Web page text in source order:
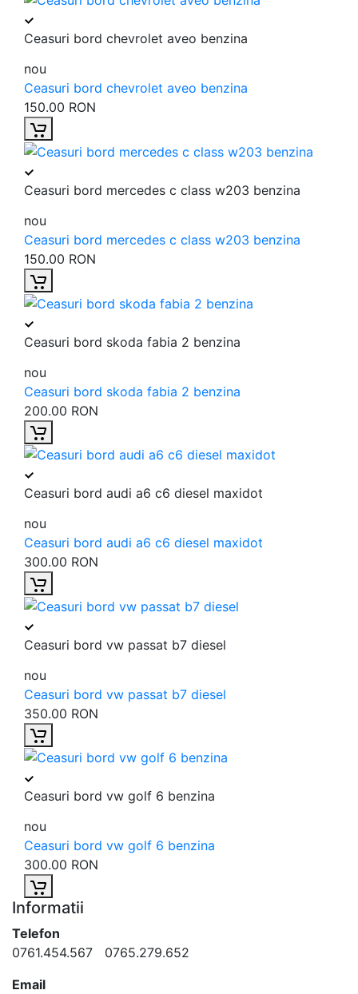
Ceasuri bord chevrolet aveo benzina
nou
Ceasuri bord chevrolet aveo benzina
150.00 RON
Ceasuri bord mercedes c class w203 benzina
nou
Ceasuri bord mercedes c class w203 benzina
150.00 RON
Ceasuri bord skoda fabia 2 benzina
nou
Ceasuri bord skoda fabia 2 benzina
200.00 RON
Ceasuri bord audi a6 c6 diesel maxidot
nou
Ceasuri bord audi a6 c6 diesel maxidot
300.00 RON
Ceasuri bord vw passat b7 diesel
nou
Ceasuri bord vw passat b7 diesel
350.00 RON
Ceasuri bord vw golf 6 benzina
nou
Ceasuri bord vw golf 6 benzina
300.00 RON
Informatii
Telefon
0761.454.567 0765.279.652
Email